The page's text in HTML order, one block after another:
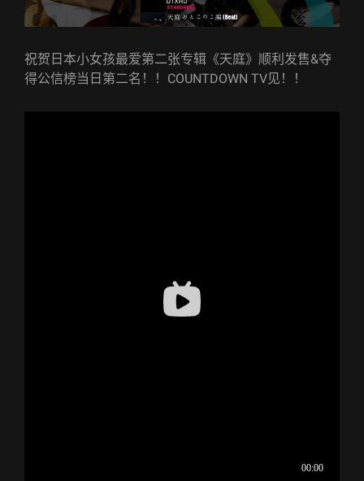
祝贺日本小女孩最爱第二张专辑《天庭》顺利发售&夺
得公信榜当日第二名！！COUNTDOWN TV见！！